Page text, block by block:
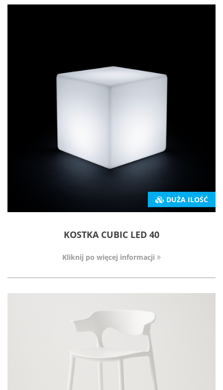
DUŻA ILOŚĆ
KOSTKA CUBIC LED 40
Kliknij po więcej informacji